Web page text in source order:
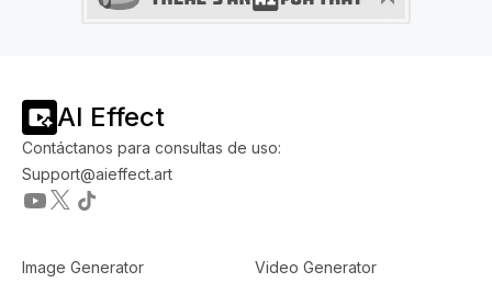
AI Effect
Contáctanos para consultas de uso:
Support@aieffect.art
Image Generator Video Generator